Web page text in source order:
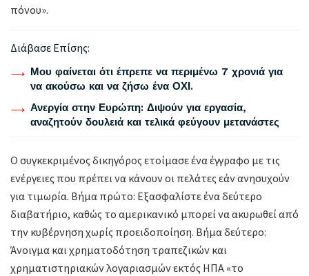
πόνου».
Διάβασε Επίσης:
Μου φαίνεται ότι έπρεπε να περιμένω 7 χρονιά για
να ακούσω και να ζήσω ένα ΟΧΙ.
Ανεργία στην Ευρώπη: Διψούν για εργασία,
αναζητούν δουλειά και τελικά φεύγουν μετανάστες
Ο συγκεκριμένος δικηγόρος ετοίμασε ένα έγγραφο με τις
ενέργειες που πρέπει να κάνουν οι πελάτες εάν ανησυχούν
για τιμωρία. Βήμα πρώτο: Εξασφαλίστε ένα δεύτερο
διαβατήριο, καθώς το αμερικανικό μπορεί να ακυρωθεί από
την κυβέρνηση χωρίς προειδοποίηση. Βήμα δεύτερο:
Άνοιγμα και χρηματοδότηση τραπεζικών και
χρηματιστηριακών λογαριασμών εκτός ΗΠΑ «το